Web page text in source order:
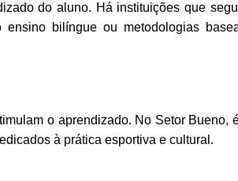
do aluno. Há instituições que
ensino bilíngue ou metodologias
o aprendizado. No Setor Bueno,
à prática esportiva e cultural.